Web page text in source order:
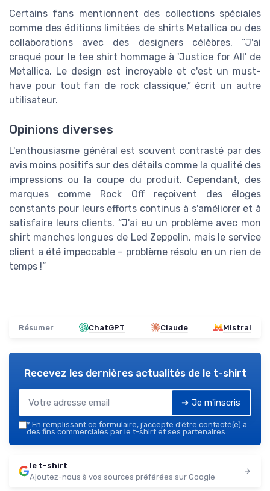
Certains fans mentionnent des collections spéciales
comme des éditions limitées de shirts Metallica ou des
collaborations avec des designers célèbres. “J'ai
craqué pour le tee shirt hommage à 'Justice for All' de
Metallica. Le design est incroyable et c'est un must-
have pour tout fan de rock classique,” écrit un autre
utilisateur.
Opinions diverses
L'enthousiasme général est souvent contrasté par des
avis moins positifs sur des détails comme la qualité des
impressions ou la coupe du produit. Cependant, des
marques comme Rock Off reçoivent des éloges
constants pour leurs efforts continus à s'améliorer et à
satisfaire leurs clients. “J'ai eu un problème avec mon
shirt manches longues de Led Zeppelin, mais le service
client a été impeccable – problème résolu en un rien de
temps !”
Résumer ChatGPT Claude Mistral
Recevez les dernières actualités de le t-shirt
➔ Je m'inscris
* En remplissant ce formulaire, j’accepte d’être contacté(e) à
des fins commerciales par le t-shirt et ses partenaires.
le t-shirt
Ajoutez-nous à vos sources préférées sur Google